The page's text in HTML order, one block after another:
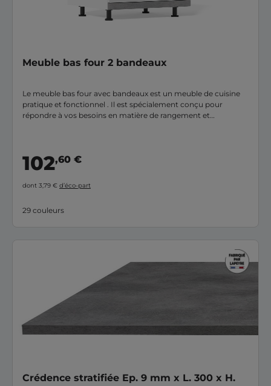
Meuble bas four 2 bandeaux
Le meuble bas four avec bandeaux est un meuble de cuisine
pratique et fonctionnel . Il est spécialement conçu pour
répondre à vos besoins en matière de rangement et
102,60 €
dont 3,79 € d’éco-part
29 couleurs
Crédence stratifiée Ep. 9 mm x L. 300 x H.